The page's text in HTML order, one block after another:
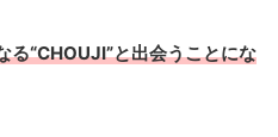
る“CHOUJI”と出会うことにな